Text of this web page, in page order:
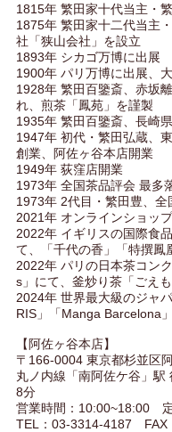
1815年 繁田家十代当主・
1875年 繁田家十二代当主
社「狭山会社」を設立
1893年 シカゴ万博に出展
1900年 パリ万博に出展、
1928年 繁田百鑒斎、赤坂
れ、煎茶「鳳苑」を謹製
1935年 繁田百鑒斎、長崎
1947年 初代・繁田弘蔵、
創業、阿佐ヶ谷本店開業
1949年 荻窪店開業
1973年 全国茶品評会 最多
1973年 2代目・繁田豊、
2021年 オンラインショッ
2022年 イギリスの国際食
て、「千代の香」「特撰鳳
2022年 パリの日本茶コン
s」にて、釜炒り茶「ごえ
2024年 世界最大級のジャ
RIS」「Manga Barcelona
【阿佐ヶ谷本店】
〒166-0004 東京都杉並区
丸ノ内線「南阿佐ケ谷」
8分
営業時間：10:00~18:00
TEL：03-3314-4187 FAX